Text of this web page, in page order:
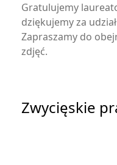
Gratulujemy
dziękujemy za
Zapraszamy do
zdjęć.
Zwycięskie